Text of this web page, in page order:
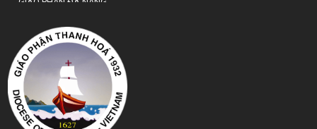
TỔNG GIÁO PHẬN HÀ NỘI
GIÁO PHẬN HẢI PHÒNG
TỔNG GIÁO PHẬN HUẾ
GIÁO PHẬN HƯNG HOÁ